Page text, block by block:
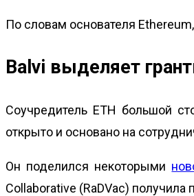
По словам основателя
Balvi выделяет
Соучредитель ETH большой
открыто и основано на
Он поделился некоторыми
Collaborative (RaDVac)